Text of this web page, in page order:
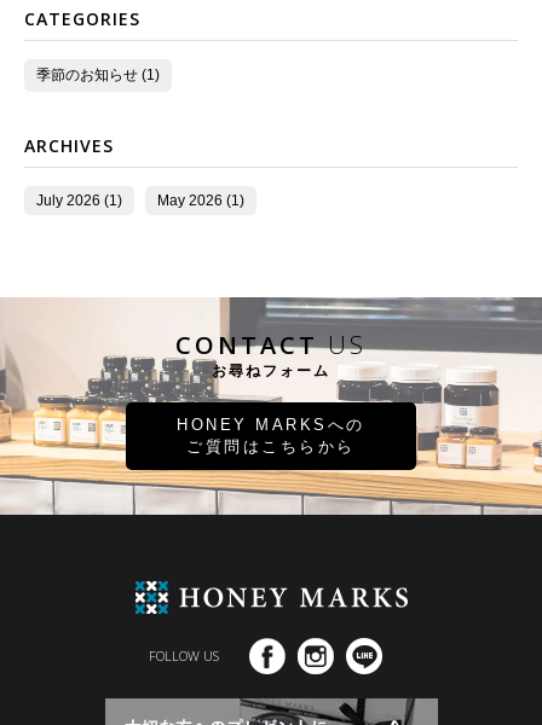
CATEGORIES
季節のお知らせ (1)
ARCHIVES
July 2026 (1) May 2026 (1)
CONTACTUS
お尋ねフォーム
HONEY MARKSへの
ご質問はこちらから
FOLLOW US